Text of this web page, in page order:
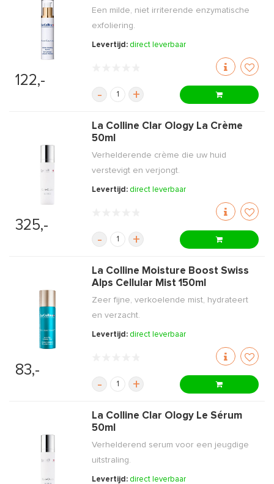
122,-
Een milde, niet irriterende enzymatische
exfoliering.
Levertijd: direct leverbaar
- +
325,-
La Colline Clar Ology La Crème
50ml
Verhelderende crème die uw huid
verstevigt en verjongt.
Levertijd: direct leverbaar
- +
83,-
La Colline Moisture Boost Swiss
Alps Cellular Mist 150ml
Zeer fijne, verkoelende mist, hydrateert
en verzacht.
Levertijd: direct leverbaar
- +
La Colline Clar Ology Le Sérum
50ml
Verhelderend serum voor een jeugdige
uitstraling.
Levertijd: direct leverbaar